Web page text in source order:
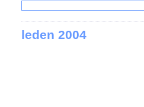
leden 2004